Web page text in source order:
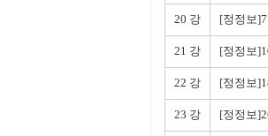
20 강 [정정보
21 강 [정정보
22 강 [정정보
23 강 [정정보